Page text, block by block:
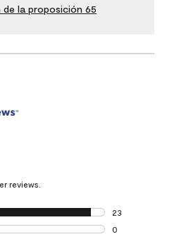
la proposición 65
reviews.
23
23 reviews with
0